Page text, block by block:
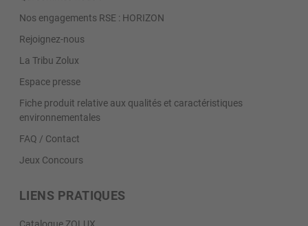
Nos engagements RSE : HORIZON
Rejoignez-nous
La Tribu Zolux
Espace presse
Fiche produit relative aux qualités et caractéristiques
environnementales
FAQ / Contact
Jeux Concours
LIENS PRATIQUES